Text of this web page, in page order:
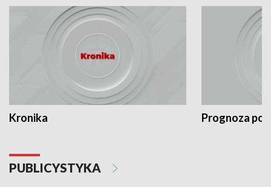
Kronika Prognoza
PUBLICYSTYKA